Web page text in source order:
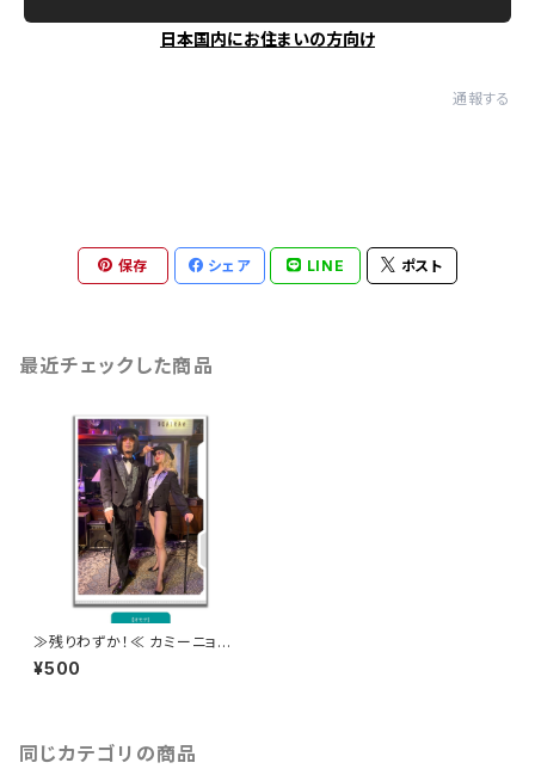
日本国内にお住まいの方向け
通報する
保存 シェア LINE ポスト
最近チェックした商品
≫残りわずか！≪ カミーニョの
胸板サイズ(A4) クリアファイ
ル-キャバレーver.
¥500
同じカテゴリの商品